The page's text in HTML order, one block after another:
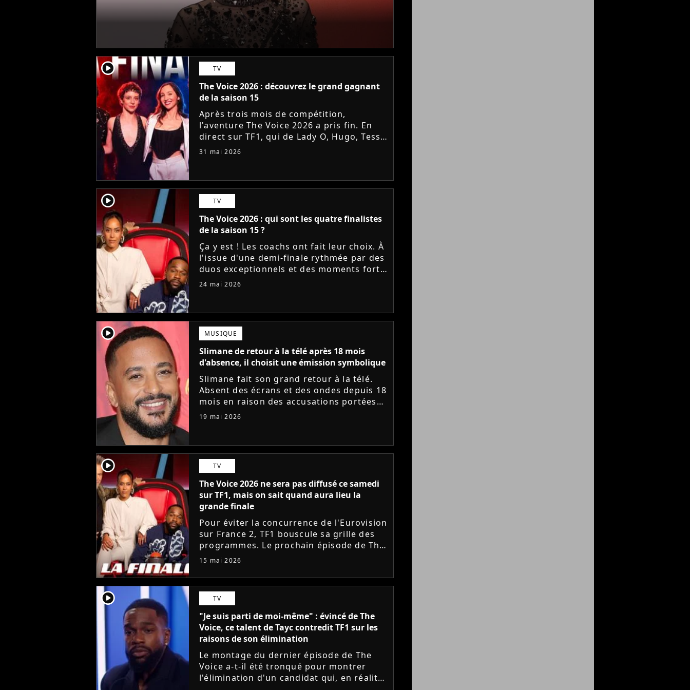
player2 TV
The Voice 2026 : découvrez le grand gagnant
de la saison 15
Après trois mois de compétition,
l'aventure The Voice 2026 a pris fin. En
direct sur TF1, qui de Lady O, Hugo, Tessa
B. et CJM'S s'est imposé sur la finish line
31 mai 2026
player2 TV
The Voice 2026 : qui sont les quatre finalistes
de la saison 15 ?
Ça y est ! Les coachs ont fait leur choix. À
l'issue d'une demi-finale rythmée par des
duos exceptionnels et des moments forts,
Amel Bent, Tayc, Lara Fabian et Florent
24 mai 2026
player2 MUSIQUE
Slimane de retour à la télé après 18 mois
d'absence, il choisit une émission symbolique
Slimane fait son grand retour à la télé.
Absent des écrans et des ondes depuis 18
mois en raison des accusations portées
contre lui, le chanteur a choisi une
19 mai 2026
player2 TV
The Voice 2026 ne sera pas diffusé ce samedi
sur TF1, mais on sait quand aura lieu la
grande finale
Pour éviter la concurrence de l'Eurovision
sur France 2, TF1 bouscule sa grille des
programmes. Le prochain épisode de The
Voice, consacré aux Performances, est
15 mai 2026
player2 TV
"Je suis parti de moi-même" : évincé de The
Voice, ce talent de Tayc contredit TF1 sur les
raisons de son élimination
Le montage du dernier épisode de The
Voice a-t-il été tronqué pour montrer
l'élimination d'un candidat qui, en réalité,